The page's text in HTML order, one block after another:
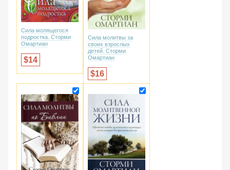
Сила молящегося
подростка. Сторми
Омартиан
14
Сила молитвы за
своих взрослых
детей. Сторми
Омартиан
16